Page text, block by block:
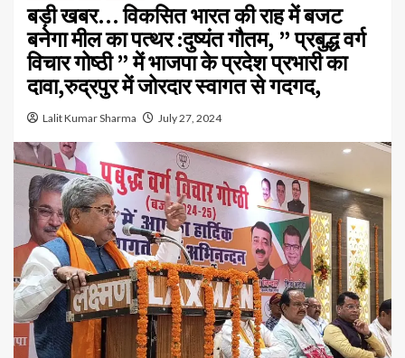
बड़ी खबर… विकसित भारत की राह में बजट
बनेगा मील का पत्थर :दुष्यंत गौतम, ” प्रबुद्ध वर्ग
विचार गोष्ठी ” में भाजपा के प्रदेश प्रभारी का
दावा,रुद्रपुर में जोरदार स्वागत से गदगद,
Lalit Kumar Sharma July 27, 2024